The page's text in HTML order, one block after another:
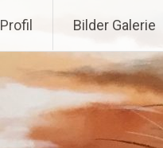
Profil Bilder Galerie